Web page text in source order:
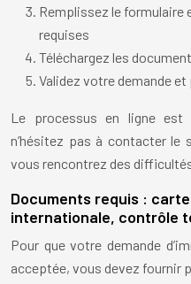
Remplissez le formulaire
requises
Téléchargez les
Validez votre demande
Le processus en ligne
n’hésitez pas à contacter le
vous rencontrez des
Documents requis :
internationale, contrôle
Pour que votre demande
acceptée, vous devez fournir